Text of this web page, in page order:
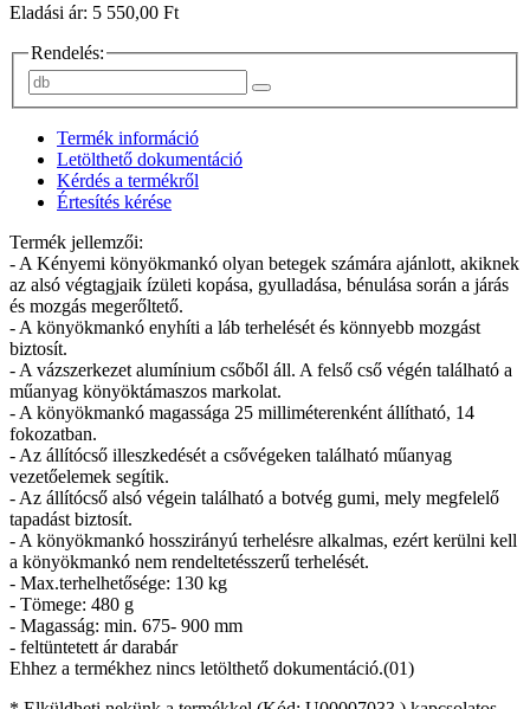
Eladási ár: 5 550,00 Ft
Rendelés:
Termék információ
Letölthető dokumentáció
Kérdés a termékről
Értesítés kérése
Termék jellemzői:
- A Kényemi könyökmankó olyan betegek számára ajánlott, akiknek
az alsó végtagjaik ízületi kopása, gyulladása, bénulása során a járás
és mozgás megerőltető.
- A könyökmankó enyhíti a láb terhelését és könnyebb mozgást
biztosít.
- A vázszerkezet alumínium csőből áll. A felső cső végén található a
műanyag könyöktámaszos markolat.
- A könyökmankó magassága 25 milliméterenként állítható, 14
fokozatban.
- Az állítócső illeszkedését a csővégeken található műanyag
vezetőelemek segítik.
- Az állítócső alsó végein található a botvég gumi, mely megfelelő
tapadást biztosít.
- A könyökmankó hosszirányú terhelésre alkalmas, ezért kerülni kell
a könyökmankó nem rendeltetésszerű terhelését.
- Max.terhelhetősége: 130 kg
- Tömege: 480 g
- Magasság: min. 675- 900 mm
- feltüntetett ár darabár
Ehhez a termékhez nincs letölthető dokumentáció.(01)